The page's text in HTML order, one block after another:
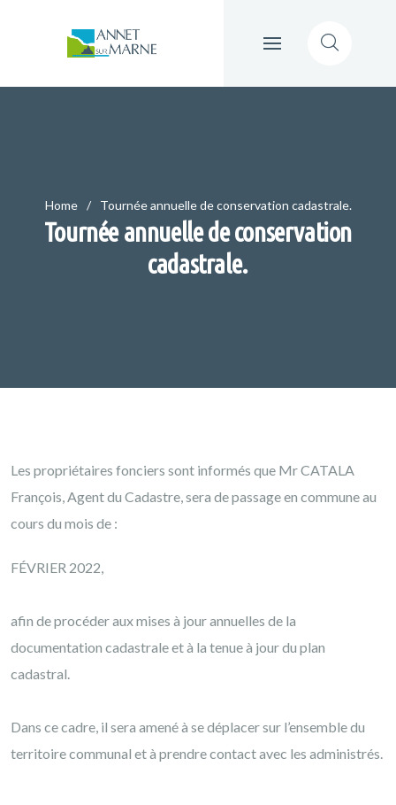
Home Tournée annuelle de conservation cadastrale.
Tournée annuelle de conservation
cadastrale.
Les propriétaires fonciers sont informés que Mr CATALA
François, Agent du Cadastre, sera de passage en commune au
cours du mois de :
FÉVRIER 2022,
afin de procéder aux mises à jour annuelles de la
documentation cadastrale et à la tenue à jour du plan
cadastral.
Dans ce cadre, il sera amené à se déplacer sur l’ensemble du
territoire communal et à prendre contact avec les administrés.